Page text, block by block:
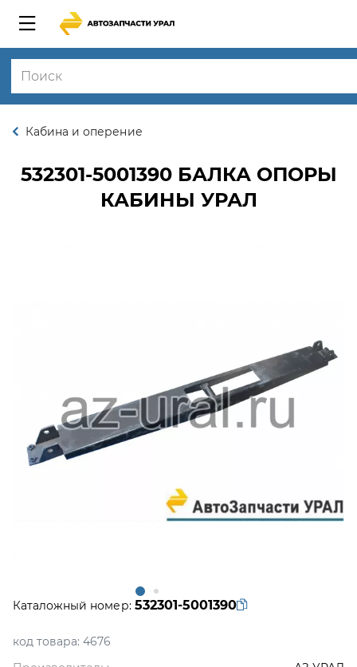
Кабина и оперение
532301-5001390БАЛКА ОПОРЫ
КАБИНЫ УРАЛ
Каталожный номер: 532301-5001390
код товара: 4676